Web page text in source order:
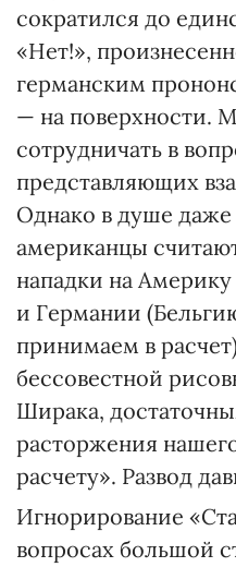
сократился до
«Нет!»,
германским
— на поверхности.
сотрудничать в
представляющих
Однако в душе
американцы
нападки на
и Германии
принимаем в
бессовестной
Ширака,
расторжения
расчету». Развод
Игнорирование
вопросах большой